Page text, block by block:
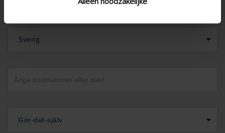
Sverig
Gör-det-själv